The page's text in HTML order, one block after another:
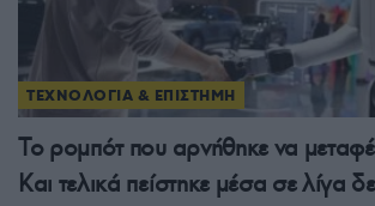
ΤΕΧΝΟΛΟΓΙΑ & ΕΠΙΣΤΗΜΗ
Το ρομπότ που αρνήθηκε να
Και τελικά πείστηκε μέσα σε λίγα